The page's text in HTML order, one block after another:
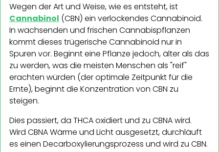
Wegen der Art und Weise, wie es entsteht, ist
Cannabinol (CBN) ein verlockendes Cannabinoid.
In wachsenden und frischen Cannabispflanzen
kommt dieses trügerische Cannabinoid nur in
Spuren vor. Beginnt eine Pflanze jedoch, älter als das
zu werden, was die meisten Menschen als "reif"
erachten würden (der optimale Zeitpunkt für die
Ernte), beginnt die Konzentration von CBN zu
steigen.
Dies passiert, da THCA oxidiert und zu CBNA wird.
Wird CBNA Wärme und Licht ausgesetzt, durchläuft
es einen Decarboxylierungsprozess und wird zu CBN.